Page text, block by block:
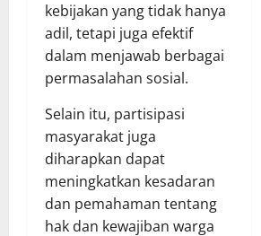
kebijakan yang tidak hanya
adil, tetapi juga efektif
dalam menjawab berbagai
permasalahan sosial.
Selain itu, partisipasi
masyarakat juga
diharapkan dapat
meningkatkan kesadaran
dan pemahaman tentang
hak dan kewajiban warga